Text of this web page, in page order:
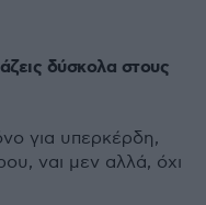
δύσκολα στους
για υπερκέρδη,
ναι μεν αλλά, όχι